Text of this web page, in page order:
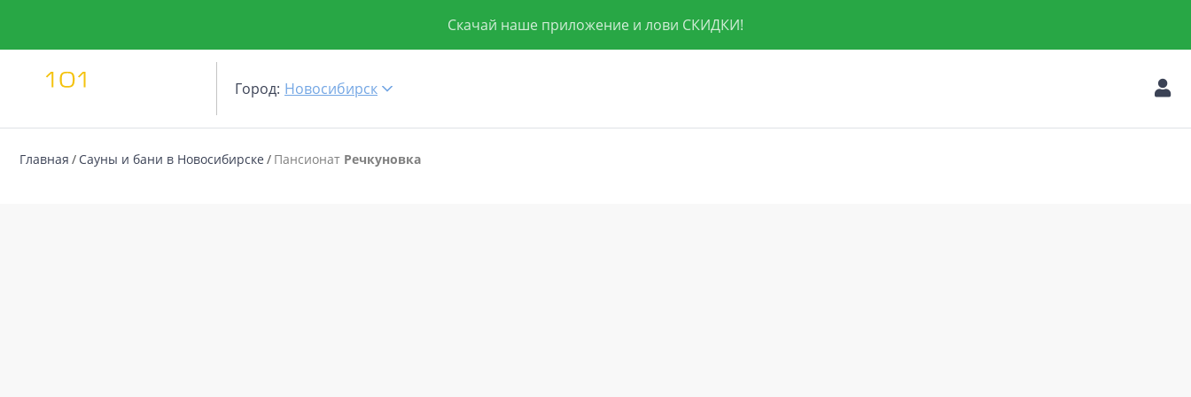
Скачай наше приложение и лови СКИДКИ!
Город: Новосибирск
Главная Сауны и бани в Новосибирске Пансионат Речкуновка